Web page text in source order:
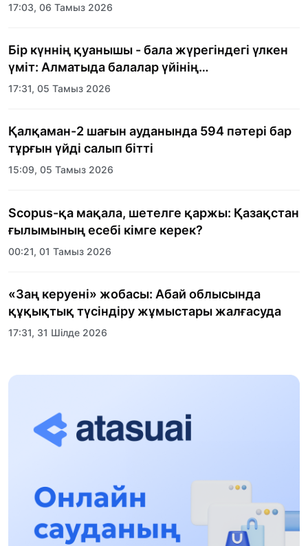
17:03, 06 Тамыз 2026
Бір күннің қуанышы - бала жүрегіндегі үлкен
үміт: Алматыда балалар үйінің
тәрбиеленушілеріне мерекелік күн
17:31, 05 Тамыз 2026
Қалқаман-2 шағын ауданында 594 пәтері бар
тұрғын үйді салып бітті
15:09, 05 Тамыз 2026
Scopus-қа мақала, шетелге қаржы: Қазақстан
ғылымының есебі кімге керек?
00:21, 01 Тамыз 2026
«Заң керуені» жобасы: Абай облысында
құқықтық түсіндіру жұмыстары жалғасуда
17:31, 31 Шілде 2026
Халықаралық «Формула-1 H2O» жарысын
13:13, 30 Шілде 2026
12:01, 28 Шілде 2026
Абзал Достияр: Думан Мұхаметкәрімді